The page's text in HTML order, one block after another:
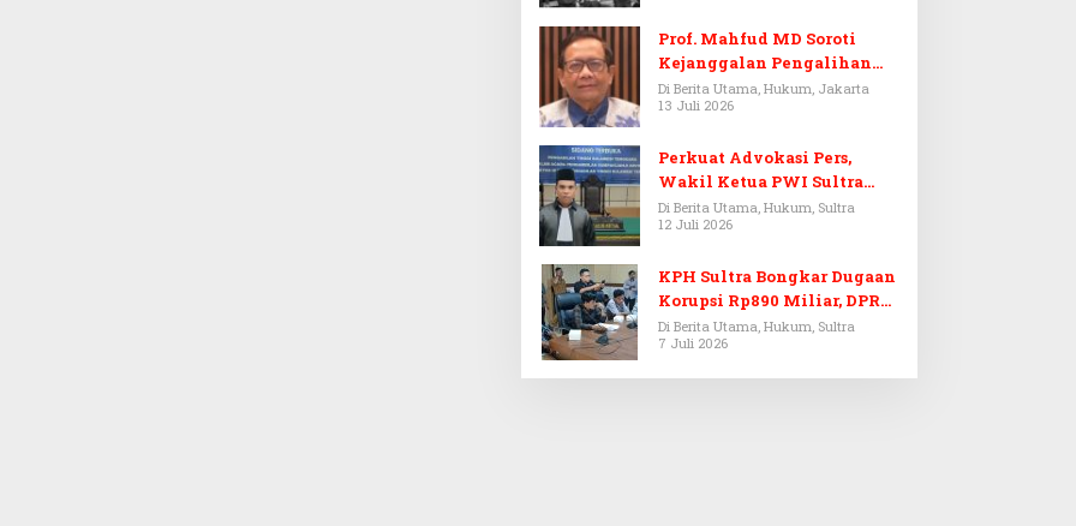
Prof. Mahfud MD Soroti
Kejanggalan Pengalihan
Penyelidikan Tersangka
Febrie Adriansyah
Di Berita Utama, Hukum, Jakarta
13 Juli 2026
Perkuat Advokasi Pers,
Wakil Ketua PWI Sultra
Resmi Dilantik Menjadi
Advokat PERADI
Di Berita Utama, Hukum, Sultra
12 Juli 2026
KPH Sultra Bongkar Dugaan
Korupsi Rp890 Miliar, DPRD
Sultra Gelar RDP
Di Berita Utama, Hukum, Sultra
7 Juli 2026